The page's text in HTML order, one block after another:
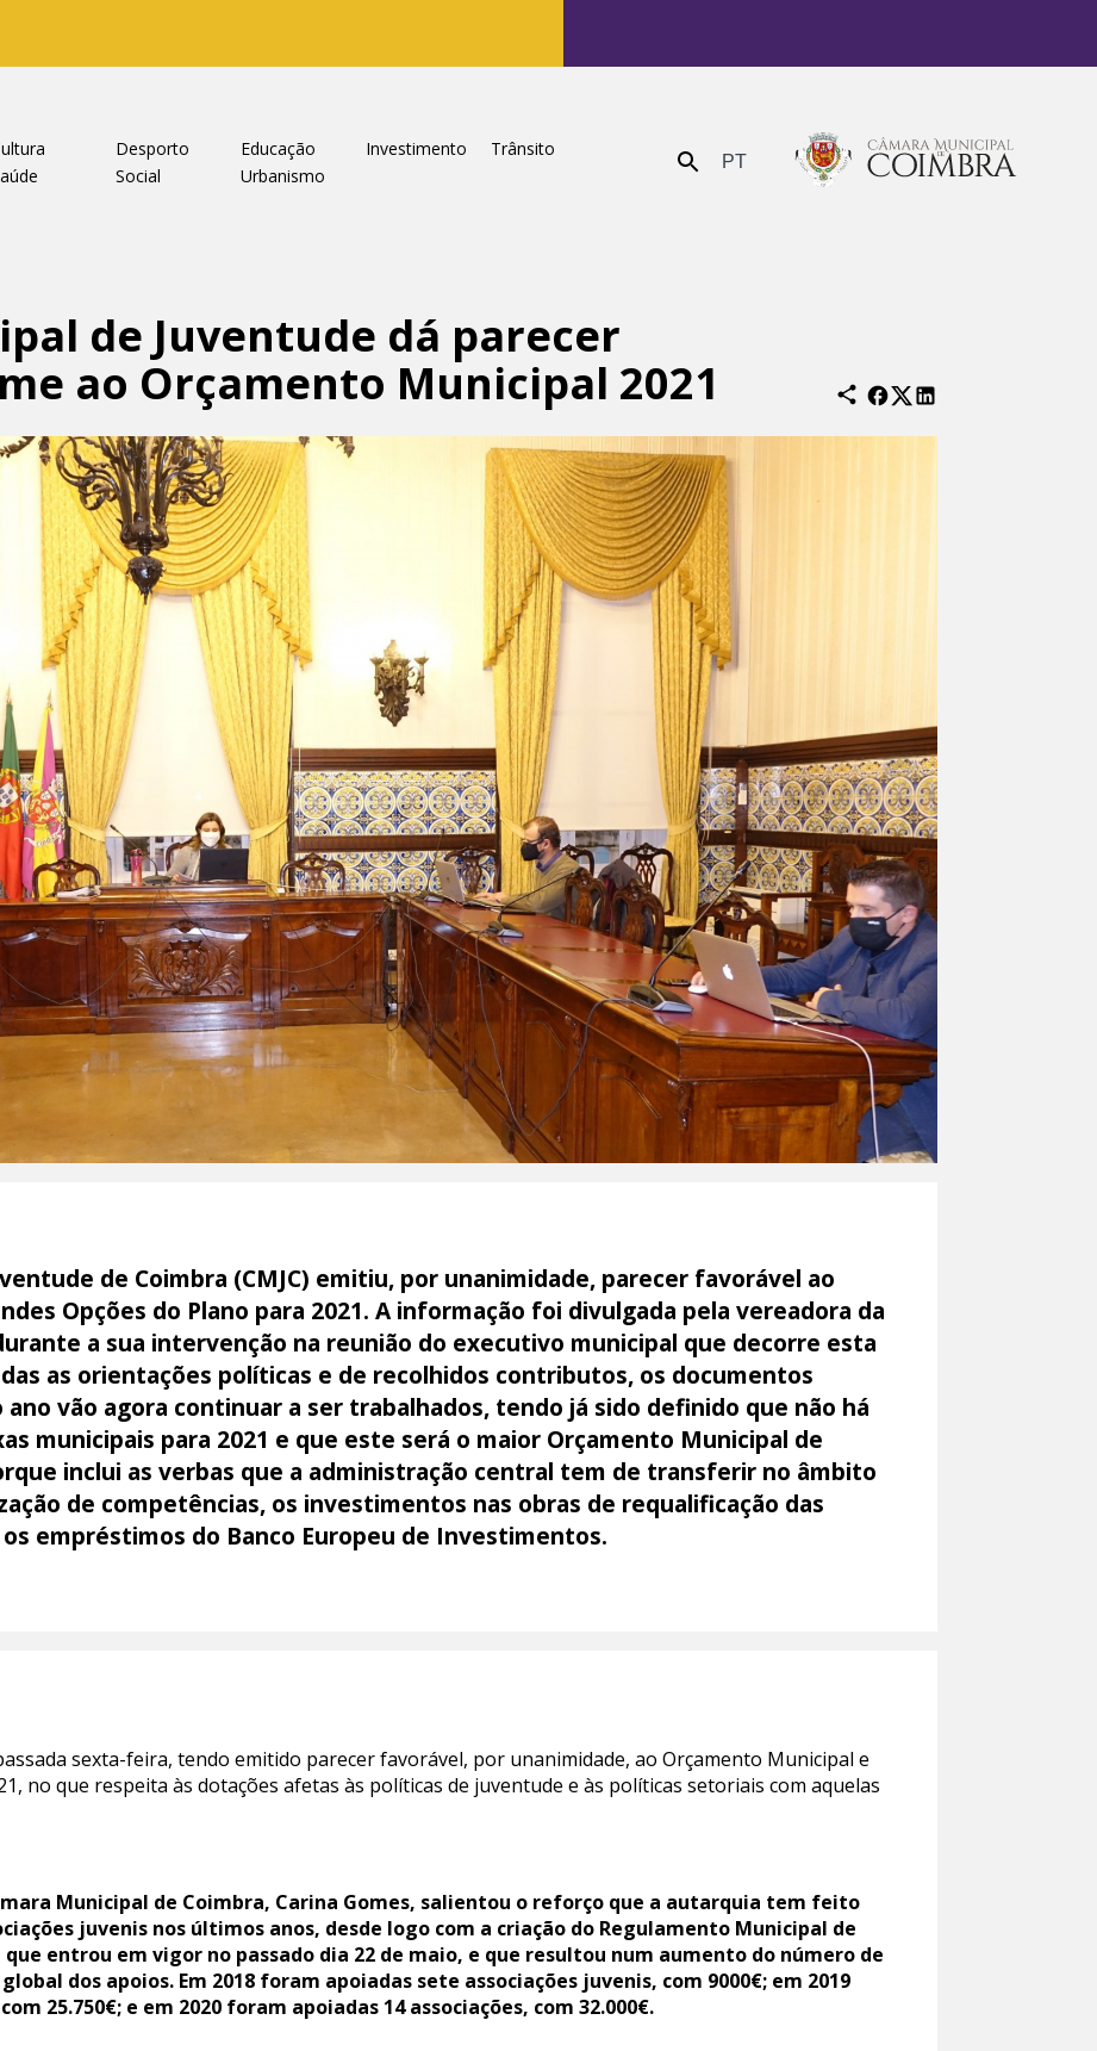
Desporto Educação Investimento
Trânsito
Social Urbanismo Enviar PT
de Juventude dá parecer
ao Orçamento Municipal 2021
de Coimbra (CMJC) emitiu, por unanimidade, parecer favorável ao
Opções do Plano para 2021. A informação foi divulgada pela vereadora da
a sua intervenção na reunião do executivo municipal que decorre esta
as orientações políticas e de recolhidos contributos, os documentos
vão agora continuar a ser trabalhados, tendo já sido definido que não há
municipais para 2021 e que este será o maior Orçamento Municipal de
inclui as verbas que a administração central tem de transferir no âmbito
de competências, os investimentos nas obras de requalificação das
empréstimos do Banco Europeu de Investimentos.
sexta-feira, tendo emitido parecer favorável, por unanimidade, ao Orçamento Municipal e
no que respeita às dotações afetas às políticas de juventude e às políticas setoriais com aquelas
Municipal de Coimbra, Carina Gomes, salientou o reforço que a autarquia tem feito
juvenis nos últimos anos, desde logo com a criação do Regulamento Municipal de
entrou em vigor no passado dia 22 de maio, e que resultou num aumento do número de
dos apoios. Em 2018 foram apoiadas sete associações juvenis, com 9000€; em 2019
25.750€; e em 2020 foram apoiadas 14 associações, com 32.000€.